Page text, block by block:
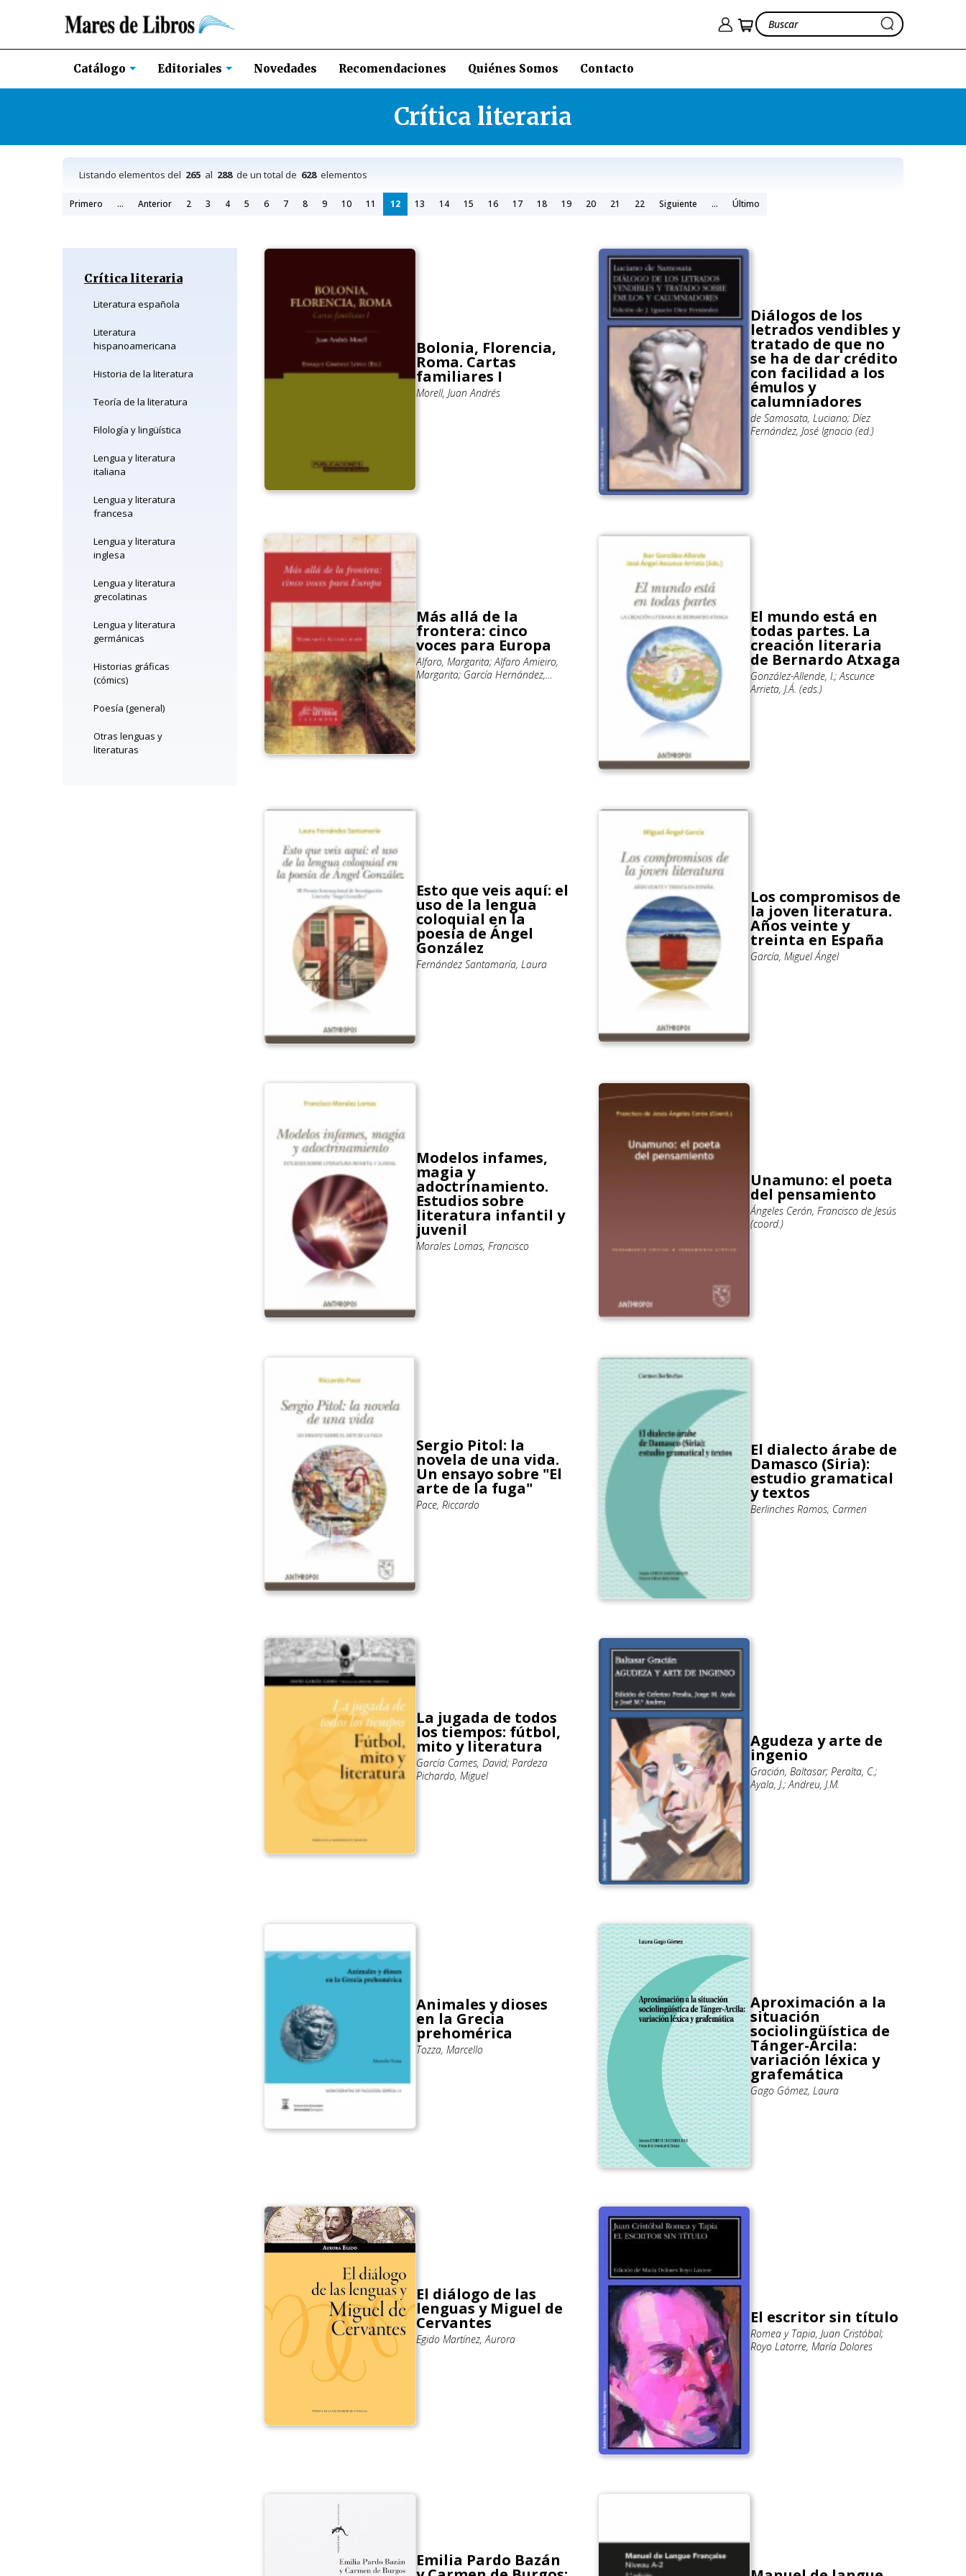
Catálogo Editoriales Novedades Recomendaciones Quiénes Somos Contacto
Crítica literaria
Listando elementos del 265 al 288de un total de 628elementos
Primero ... Anterior 2 3 4 5 6 7 8 9 10 11 12 13 14 15 16 17 18 19 20 21 22 Siguiente ... Último
Crítica literaria
Literatura española
Literatura
hispanoamericana
Historia de la literatura
Teoría de la literatura
Filología y lingüística
Lengua y literatura
italiana
Lengua y literatura
francesa
Lengua y literatura
inglesa
Lengua y literatura
grecolatinas
Lengua y literatura
germánicas
Historias gráficas
(cómics)
Poesía (general)
Otras lenguas y
literaturas
Bolonia, Florencia,
Roma. Cartas
familiares I
Morell, Juan Andrés
Diálogos de los
letrados vendibles y
tratado de que no
se ha de dar crédito
con facilidad a los
émulos y
calumniadores
de Samosata, Luciano; Díez
Fernández, José Ignacio (ed.)
Más allá de la
frontera: cinco
voces para Europa
Alfaro, Margarita; Alfaro Amieiro,
Margarita; García Hernández,
El mundo está en
todas partes. La
creación literaria
de Bernardo Atxaga
González-Allende, I.; Ascunce
Arrieta, J.Á. (eds.)
Esto que veis aquí: el
uso de la lengua
coloquial en la
poesía de Ángel
González
Fernández Santamaría, Laura
Los compromisos de
la joven literatura.
Años veinte y
treinta en España
García, Miguel Ángel
Modelos infames,
magia y
adoctrinamiento.
Estudios sobre
literatura infantil y
juvenil
Morales Lomas, Francisco
Unamuno: el poeta
del pensamiento
Ángeles Cerón, Francisco de Jesús
(coord.)
Sergio Pitol: la
novela de una vida.
Un ensayo sobre "El
arte de la fuga"
Pace, Riccardo
El dialecto árabe de
Damasco (Siria):
estudio gramatical
y textos
Berlinches Ramos, Carmen
La jugada de todos
los tiempos: fútbol,
mito y literatura
García Cames, David; Pardeza
Pichardo, Miguel
Agudeza y arte de
ingenio
Gracián, Baltasar; Peralta, C.;
Ayala, J.; Andreu, J.M.
Animales y dioses
en la Grecia
prehomérica
Tozza, Marcello
Aproximación a la
situación
sociolingüística de
Tánger-Arcila:
variación léxica y
grafemática
Gago Gómez, Laura
El diálogo de las
lenguas y Miguel de
Cervantes
Egido Martínez, Aurora
El escritor sin título
Romea y Tapia, Juan Cristóbal;
Royo Latorre, María Dolores
Emilia Pardo Bazán